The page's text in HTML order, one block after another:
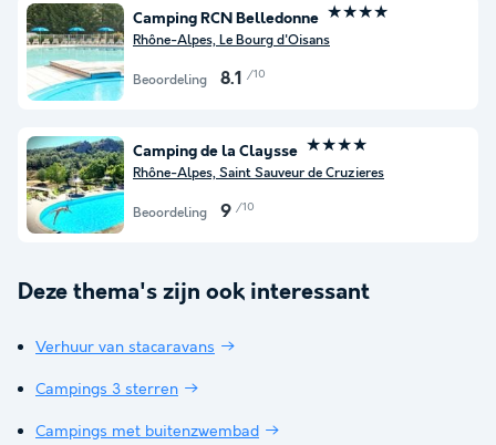
Camping RCN Belledonne ★★★★
Rhône-Alpes, Le Bourg d'Oisans
Beoordeling 8.1 /10
Camping de la Claysse ★★★★
Rhône-Alpes, Saint Sauveur de Cruzieres
Beoordeling 9 /10
Deze thema's zijn ook interessant
Verhuur van stacaravans
Campings 3 sterren
Campings met buitenzwembad